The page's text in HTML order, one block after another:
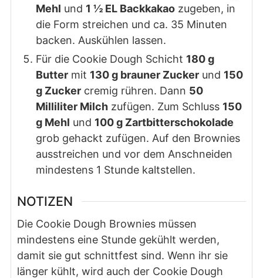
Mehl und 1 ½ EL Backkakaozugeben, in
die Form streichen und ca. 35 Minuten
backen. Auskühlen lassen.
Für die Cookie Dough Schicht 180 g
Buttermit 130 g brauner Zuckerund 150
g Zuckercremig rühren. Dann 50
Milliliter Milchzufügen. Zum Schluss 150
g Mehl und 100 g Zartbitterschokolade
grob gehackt zufügen. Auf den Brownies
ausstreichen und vor dem Anschneiden
mindestens 1 Stunde kaltstellen.
NOTIZEN
Die Cookie Dough Brownies müssen
mindestens eine Stunde gekühlt werden,
damit sie gut schnittfest sind. Wenn ihr sie
länger kühlt, wird auch der Cookie Dough